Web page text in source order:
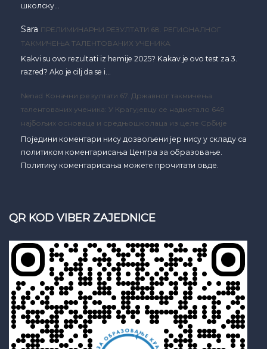
школску…
Sara ПРЕЛИМИНАРНИ РЕЗУЛТАТИ 68. РЕГИОНАЛНОГ
ТАКМИЧЕЊА ТАЛЕНТОВАНИХ УЧЕНИКА
Kakvi su ovo rezultati iz hemije 2025? Kakav je ovo test za 3.
razred? Ako je cilj da se i…
Nenad Коначни резултати 67. Државног такмичења
талентованих ученика: У Крагујевцу се надметало 649
најбољих основаца и средњошколаца из целе Србије
Поједини коментари нису дозвољени јер нису у складу са
политиком коментарисања Центра за образовање.
Политику коментарисања можете прочитати овде.
QR KOD VIBER ZAJEDNICE